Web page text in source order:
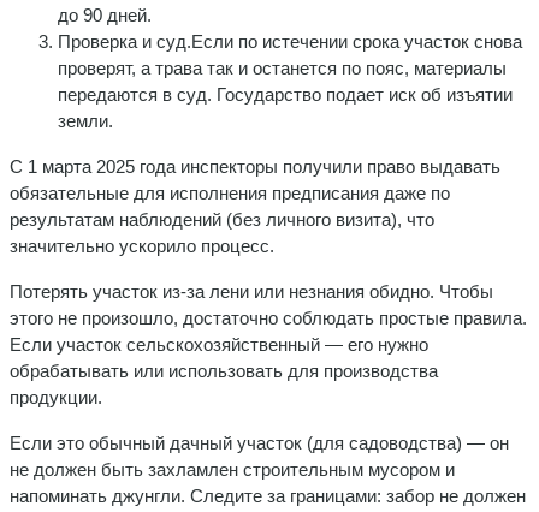
до 90 дней.
Проверка и суд.Если по истечении срока участок снова
проверят, а трава так и останется по пояс, материалы
передаются в суд. Государство подает иск об изъятии
земли.
С 1 марта 2025 года инспекторы получили право выдавать
обязательные для исполнения предписания даже по
результатам наблюдений (без личного визита), что
значительно ускорило процесс.
Потерять участок из-за лени или незнания обидно. Чтобы
этого не произошло, достаточно соблюдать простые правила.
Если участок сельскохозяйственный — его нужно
обрабатывать или использовать для производства
продукции.
Если это обычный дачный участок (для садоводства) — он
не должен быть захламлен строительным мусором и
напоминать джунгли. Следите за границами: забор не должен